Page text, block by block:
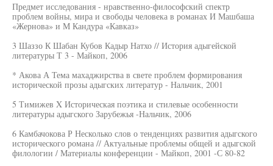
Предмет исследования - нравственно-философский спектр
проблем войны, мира и свободы человека в романах И Машбаша
«Жернова» и М Кандура «Кавказ»
3 Шаззо К Шабан Кубов Кадыр Натхо // История адыгейской
литературы Т 3 - Майкоп, 2006
* Акова А Тема махаджирства в свете проблем формирования
исторической прозы адыгских литератур - Нальчик, 2001
5 Тимижев X Историческая поэтика и стилевые особенности
литературы адыгского Зарубежья -Нальчик, 2006
6 Камбачокова Р Несколько слов о тенденциях развития адыгского
исторического романа // Актуальные проблемы общей и адыгской
филологии / Материалы конференции - Майкоп, 2001 -С 80-82